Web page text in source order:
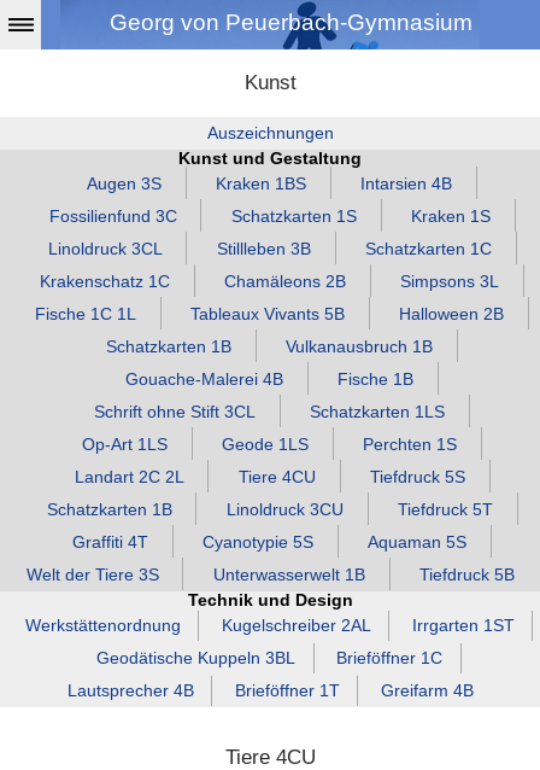
Georg von Peuerbach-Gymnasium
Kunst
Auszeichnungen
Kunst und Gestaltung
Augen 3S
Kraken 1BS
Intarsien 4B
Fossilienfund 3C
Schatzkarten 1S
Kraken 1S
Linoldruck 3CL
Stillleben 3B
Schatzkarten 1C
Krakenschatz 1C
Chamäleons 2B
Simpsons 3L
Fische 1C 1L
Tableaux Vivants 5B
Halloween 2B
Schatzkarten 1B
Vulkanausbruch 1B
Gouache‑Malerei 4B
Fische 1B
Schrift ohne Stift 3CL
Schatzkarten 1LS
Op‑Art 1LS
Geode 1LS
Perchten 1S
Landart 2C 2L
Tiere 4CU
Tiefdruck 5S
Schatzkarten 1B
Linoldruck 3CU
Tiefdruck 5T
Graffiti 4T
Cyanotypie 5S
Aquaman 5S
Welt der Tiere 3S
Unterwasserwelt 1B
Tiefdruck 5B
Technik und Design
Werkstättenordnung
Kugelschreiber 2AL
Irrgarten 1ST
Geodätische Kuppeln 3BL
Brieföffner 1C
Lautsprecher 4B
Brieföffner 1T Greifarm 4B
Tiere 4CU